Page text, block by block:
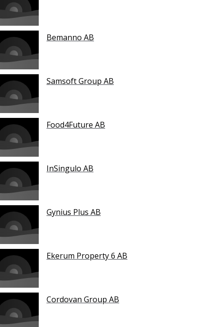
Bemanno AB
Samsoft Group AB
Food4Future AB
InSingulo AB
Gynius Plus AB
Ekerum Property 6 AB
Cordovan Group AB